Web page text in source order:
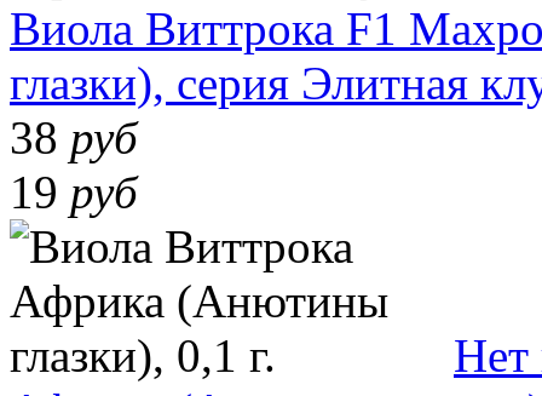
Виола Виттрока F1
глазки), серия Элитная
38 руб
19 руб
Нет